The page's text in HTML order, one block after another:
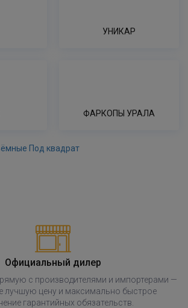
УНИКАР
ФАРКОПЫ УРАЛА
Под квадрат
Официальный дилер
с производителями и импортерами —
лучшую цену и максимально быстрое
гарантийных обязательств.